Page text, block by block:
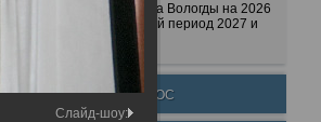
Бюджет города Вологды на 2026
год и плановый период 2027 и
2028 годов.
ТОС
Слайд-шоу: